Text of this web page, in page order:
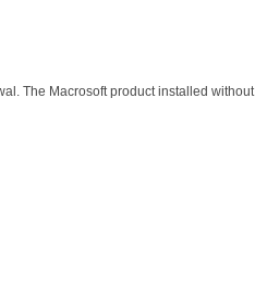
The Macrosoft product installed without